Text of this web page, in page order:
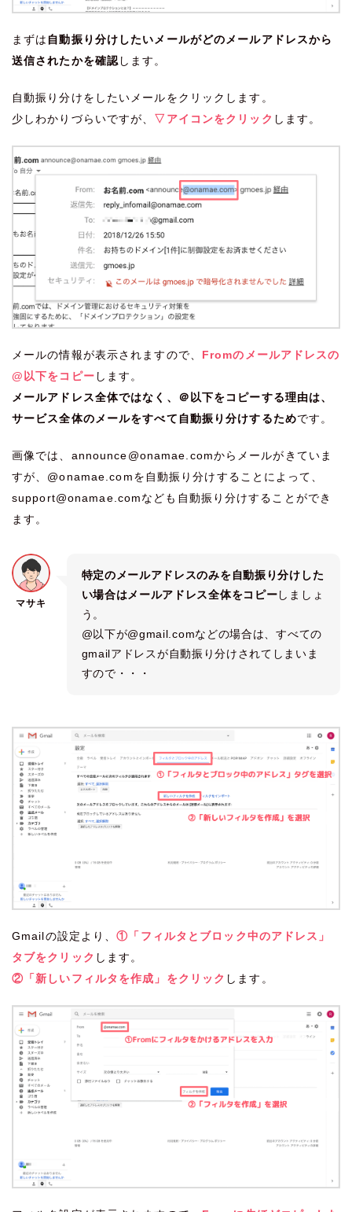
まずは 自動振り分けしたいメールがどのメールアドレスから
送信されたかを確認 します。
自動振り分けをしたいメールをクリックします。
少しわかりづらいですが、 ▽アイコンをクリック します。
メールの情報が表示されますので、 Fromのメールアドレスの
@以下をコピー します。
メールアドレス全体ではなく、＠以下をコピーする理由は、
サービス全体のメールをすべて自動振り分けするためです。
画像では、announce@onamae.comからメールがきていま
すが、@onamae.comを自動振り分けすることによって、
support@onamae.comなども自動振り分けすることができ
ます。
マサキ
特定のメールアドレスのみを自動振り分けした
い場合はメールアドレス全体をコピーしましょ
う。
@以下が@gmail.comなどの場合は、すべての
gmailアドレスが自動振り分けされてしまいま
すので・・・
Gmailの設定より、①「フィルタとブロック中のアドレス」
タブをクリック します。
②「新しいフィルタを作成」をクリック します。